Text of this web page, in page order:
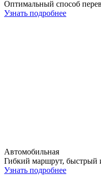
Оптимальный способ
Узнать подробнее
Автомобильная
Гибкий маршрут, быстрый
Узнать подробнее